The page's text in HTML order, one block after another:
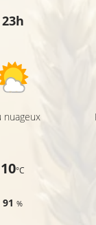
23h
nuageux
10°C
91%